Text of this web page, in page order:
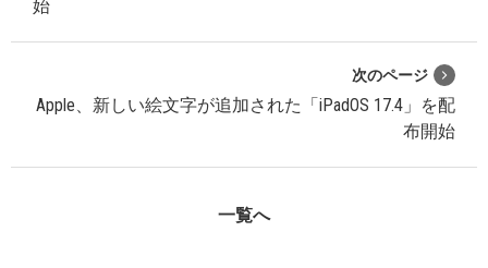
始
次のページ
Apple、新しい絵文字が追加された「iPadOS 17.4」を配
布開始
一覧へ